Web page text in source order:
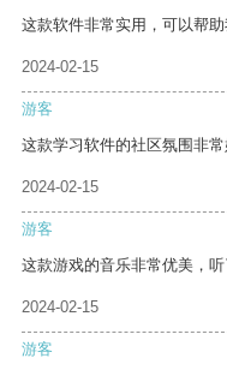
这款软件非常实用，可以帮助
2024-02-15
游客
这款学习软件的社区氛围非
2024-02-15
游客
这款游戏的音乐非常优美，听
2024-02-15
游客